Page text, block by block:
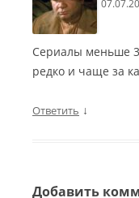
Сериалы меньше
редко и чаще за
Ответить ↓
Добавить